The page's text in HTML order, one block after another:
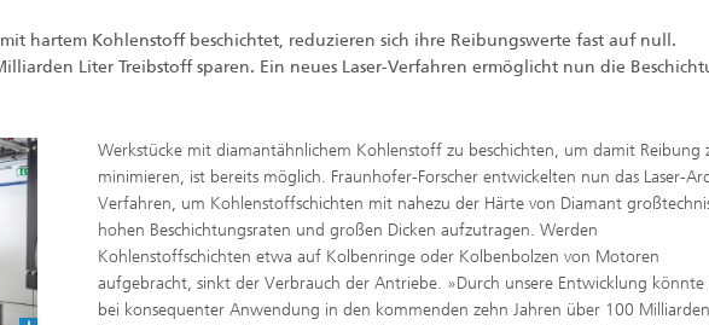
Datenmanagement
hartem Kohlenstoff beschichtet, reduzieren sich ihre Reibungswerte fast auf null.
Liter Treibstoff sparen. Ein neues Laser-Verfahren ermöglicht nun die
Werkstücke mit diamantähnlichem Kohlenstoff zu beschichten, um damit Reibung
minimieren, ist bereits möglich. Fraunhofer-Forscher entwickelten nun das Laser-
Verfahren, um Kohlenstoffschichten mit nahezu der Härte von Diamant
hohen Beschichtungsraten und großen Dicken aufzutragen. Werden
Kohlenstoffschichten etwa auf Kolbenringe oder Kolbenbolzen von Motoren
aufgebracht, sinkt der Verbrauch der Antriebe. »Durch unsere Entwicklung könnte
bei konsequenter Anwendung in den kommenden zehn Jahren über 100